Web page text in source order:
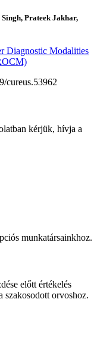
Prateek Jakhar,
Diagnostic Modalities
cureus.53962
kérjük, hívja a
munkatársainkhoz.
előtt értékelés
szakosodott orvoshoz.